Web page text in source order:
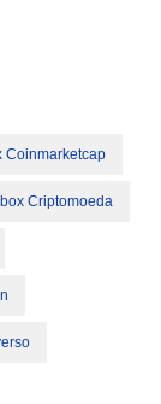
Coinmarketcap
Criptomoeda